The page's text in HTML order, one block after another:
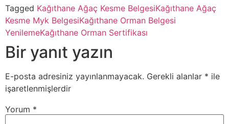
Tagged Kağıthane Ağaç Kesme BelgesiKağıthane Ağaç
Kesme Myk BelgesiKağıthane Orman Belgesi
YenilemeKağıthane Orman Sertifikası
Bir yanıt yazın
E-posta adresiniz yayınlanmayacak. Gerekli alanlar * ile
işaretlenmişlerdir
Yorum *